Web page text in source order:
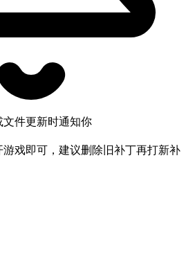
件更新时通知你
戏即可，建议删除旧补丁再打新补